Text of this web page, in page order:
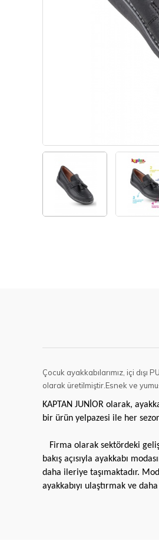
Çocuk ayakkabılarımız, içi
olarak üretilmiştir.Esnek ve
KAPTAN JUNİOR olarak,
bir ürün yelpazesi ile her
Firma olarak sektördeki
bakış açısıyla ayakkabı
daha ileriye taşımaktadır.
ayakkabıyı ulaştırmak ve